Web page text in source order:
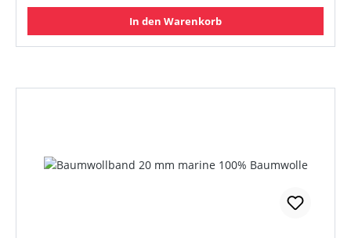
In den Warenkorb